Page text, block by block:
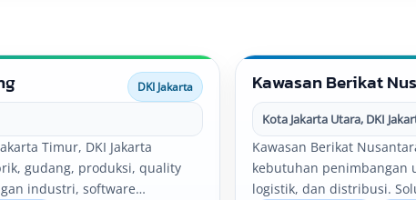
DKI Jakarta
Timur, DKI Jakarta
gudang, produksi, quality
industri, software
Kawasan Berikat
Kota Jakarta Utara, DKI
Kawasan Berikat
kebutuhan penimbangan
logistik, dan distribusi.